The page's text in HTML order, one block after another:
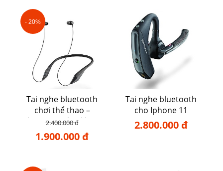
- 20%
Tai nghe bluetooth
chơi thể thao –
Plantronics backbeat
105
2.400.000 đ
1.900.000 đ
Tai nghe bluetooth
cho Iphone 11
2.800.000 đ